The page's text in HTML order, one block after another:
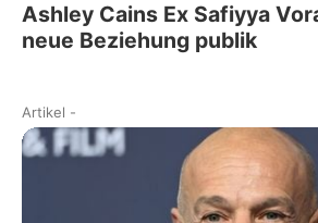
Ashley Cains Ex Safiyya
neue Beziehung publik
Artikel -